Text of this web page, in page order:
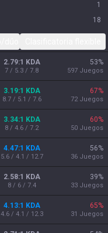
1
18
2.79:1 KDA
7 / 5.3 / 7.8
53%
597 Juegos
3.19:1 KDA
8.7 / 5.1 / 7.6
67%
72 Juegos
3.34:1 KDA
8 / 4.6 / 7.2
60%
50 Juegos
4.47:1 KDA
5.6 / 4.1 / 12.7
56%
36 Juegos
2.58:1 KDA
8 / 6 / 7.4
39%
33 Juegos
4.13:1 KDA
4.6 / 4.1 / 12.3
65%
31 Juegos